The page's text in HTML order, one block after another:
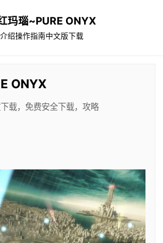
玛瑙~PURE ONYX
绍操作指南中文版下载
ONYX
载，免费安全下载，攻略